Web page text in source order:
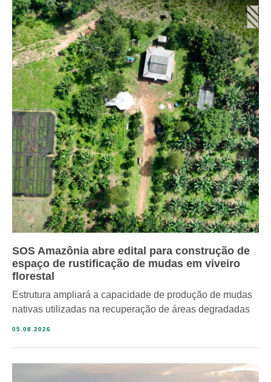
SOS Amazônia abre edital para construção de
espaço de rustificação de mudas em viveiro
florestal
Estrutura ampliará a capacidade de produção de mudas
nativas utilizadas na recuperação de áreas degradadas
05.08.2026